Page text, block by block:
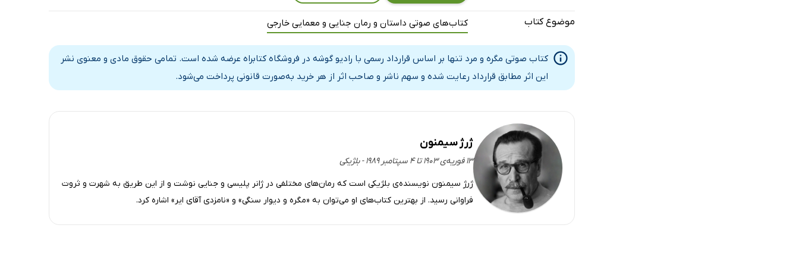
13 دقیقه بخش هفتم
بخش هشتم
موضوع کتاب کتاب‌های صوتی داستان و رمان جنایی و معمایی خارجی
کتاب صوتی مگره و مرد تنها بر اساس قرارداد رسمی با رادیو گوشه در فروشگاه کتابراه عرضه شده است. تمامی حقوق مادی و معنوی نشر
این اثر مطابق قرارداد رعایت شده و سهم ناشر و صاحب اثر از هر خرید به‌صورت قانونی پرداخت می‌شود.
ژرژ سیمنون
۱۳ فوریه‌ی ۱۹۰۳ تا ۴ سپتامبر ۱۹۸۹ - بلژیکی
ژرژ سیمنون نویسنده‌ی بلژیکی است که رمان‌های مختلفی در ژانر پلیسی و جنایی نوشت و از این طریق به شهرت و ثروت
فراوانی رسید. از بهترین کتاب‌های او می‌توان به «مگره و دیوار سنگی» و «نامزدی آقای ایر» اشاره کرد.